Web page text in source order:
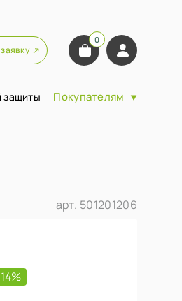
0
защиты Покупателям
арт. 501201206